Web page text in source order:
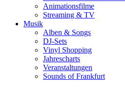
Animationsfilme
Streaming & TV
Musik
Alben & Songs
DJ-Sets
Vinyl Shopping
Jahrescharts
Veranstaltungen
Sounds of Frankfurt